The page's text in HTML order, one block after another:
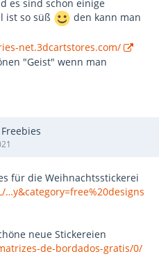
es sind schon einige
ist so süß
den kann man
net.3dcartstores.com/
"Geist" wenn man
für die Weihnachtsstickerei
neue Stickereien
de-bordados-gratis/0/